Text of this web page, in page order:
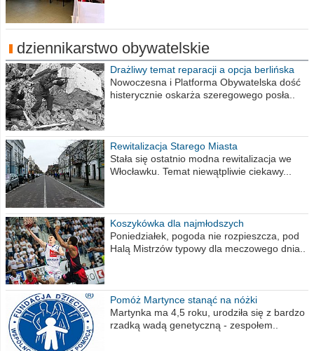
dziennikarstwo obywatelskie
Drażliwy temat reparacji a opcja berlińska
Nowoczesna i Platforma Obywatelska dość
histerycznie oskarża szeregowego posła..
Rewitalizacja Starego Miasta
Stała się ostatnio modna rewitalizacja we
Włocławku. Temat niewątpliwie ciekawy...
Koszykówka dla najmłodszych
Poniedziałek, pogoda nie rozpieszcza, pod
Halą Mistrzów typowy dla meczowego dnia..
Pomóż Martynce stanąć na nóżki
Martynka ma 4,5 roku, urodziła się z bardzo
rzadką wadą genetyczną - zespołem..